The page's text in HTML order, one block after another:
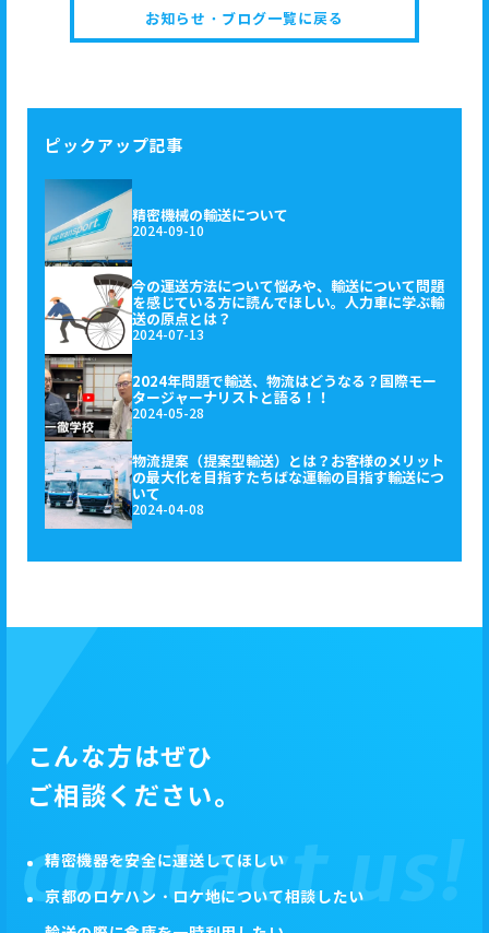
ピックアップ記事
精密機械の輸送について
2024-09-10
今の運送方法について悩みや、輸送について問題
を感じている方に読んでほしい。人力車に学ぶ輸
送の原点とは？
2024-07-13
2024年問題で輸送、物流はどうなる？国際モー
タージャーナリストと語る！！
2024-05-28
物流提案（提案型輸送）とは？お客様のメリット
の最大化を目指すたちばな運輸の目指す輸送につ
いて
2024-04-08
お知らせ・ブログ一覧に戻る
こんな方はぜひ
ご相談ください。
精密機器を安全に運送してほしい
京都のロケハン・ロケ地について相談したい